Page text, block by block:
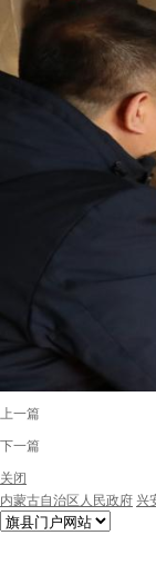
上一篇
下一篇
关闭
内蒙古自治区人民政府 兴